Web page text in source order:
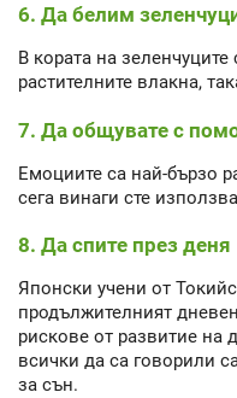
6. Да белим
В кората на
растителните влакна,
7. Да общувате с
Емоциите са най-бързо
сега винаги сте
8. Да спите през деня
Японски учени от
продължителният
рискове от развитие на
всички да са говорили
за сън.